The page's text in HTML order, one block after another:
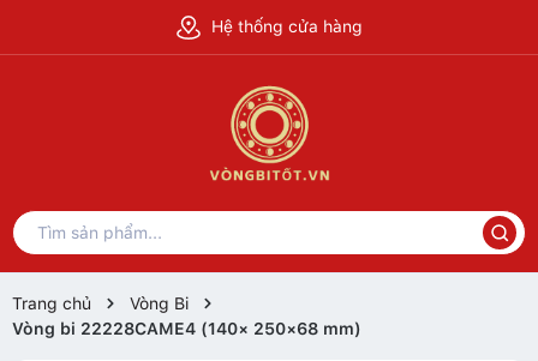
Hệ thống cửa hàng
Trang chủ
Vòng Bi
Vòng bi 22228CAME4 (140× 250×68 mm)